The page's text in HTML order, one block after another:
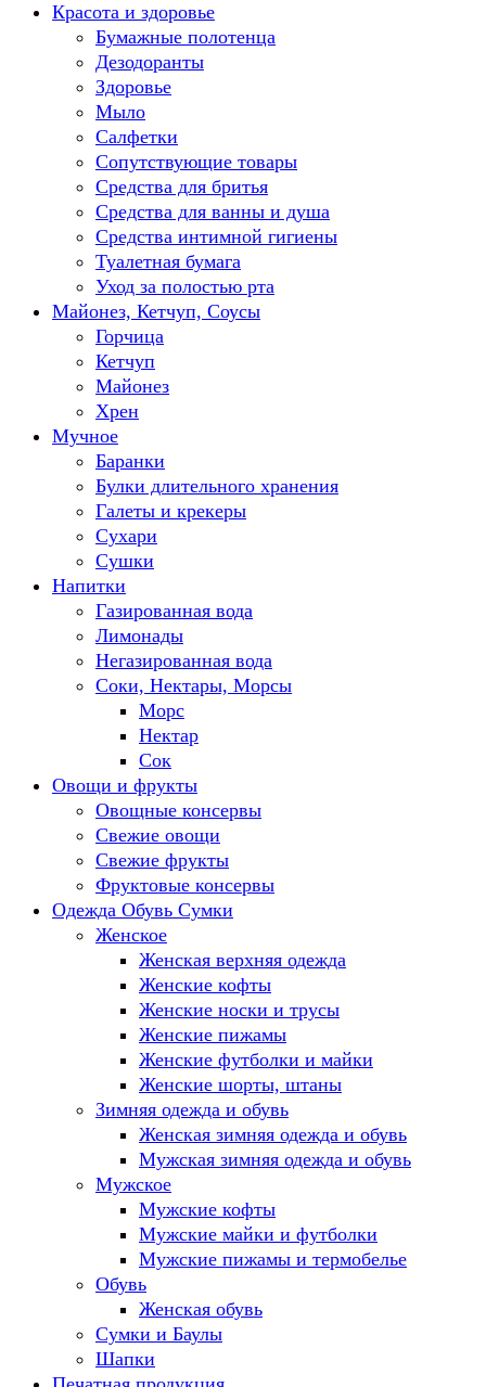
Красота и здоровье
Бумажные полотенца
Дезодоранты
Здоровье
Мыло
Салфетки
Сопутствующие товары
Средства для бритья
Средства для ванны и душа
Средства интимной гигиены
Туалетная бумага
Уход за полостью рта
Майонез, Кетчуп, Соусы
Горчица
Кетчуп
Майонез
Хрен
Мучное
Баранки
Булки длительного хранения
Галеты и крекеры
Сухари
Сушки
Напитки
Газированная вода
Лимонады
Негазированная вода
Соки, Нектары, Морсы
Морс
Нектар
Сок
Овощи и фрукты
Овощные консервы
Свежие овощи
Свежие фрукты
Фруктовые консервы
Одежда Обувь Сумки
Женское
Женская верхняя одежда
Женские кофты
Женские носки и трусы
Женские пижамы
Женские футболки и майки
Женские шорты, штаны
Зимняя одежда и обувь
Женская зимняя одежда и обувь
Мужская зимняя одежда и обувь
Мужское
Мужские кофты
Мужские майки и футболки
Мужские пижамы и термобелье
Обувь
Женская обувь
Сумки и Баулы
Шапки